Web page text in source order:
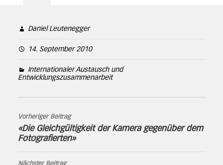
Daniel Leutenegger
14. September 2010
Internationaler Austausch und
Entwicklungszusammenarbeit
Vorheriger Beitrag
«Die Gleichgültigkeit der Kamera gegenüber dem
Fotografierten»
Nächster Beitrag